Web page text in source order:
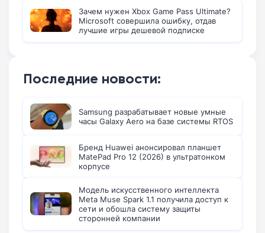
Зачем нужен Xbox Game Pass Ultimate?
Microsoft совершила ошибку, отдав
лучшие игры дешевой подписке
Последние новости:
Samsung разрабатывает новые умные
часы Galaxy Aero на базе системы RTOS
Бренд Huawei анонсировал планшет
MatePad Pro 12 (2026) в ультратонком
корпусе
Модель искусственного интеллекта
Meta Muse Spark 1.1 получила доступ к
сети и обошла систему защиты
сторонней компании